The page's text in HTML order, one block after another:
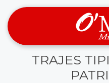
TRAJES